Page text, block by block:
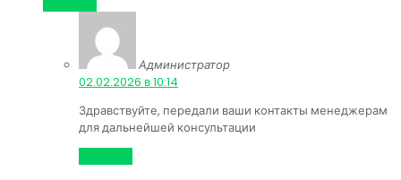
Администратор
02.02.2026 в 10:14
Здравствуйте, передали ваши контакты менеджерам
для дальнейшей консультации